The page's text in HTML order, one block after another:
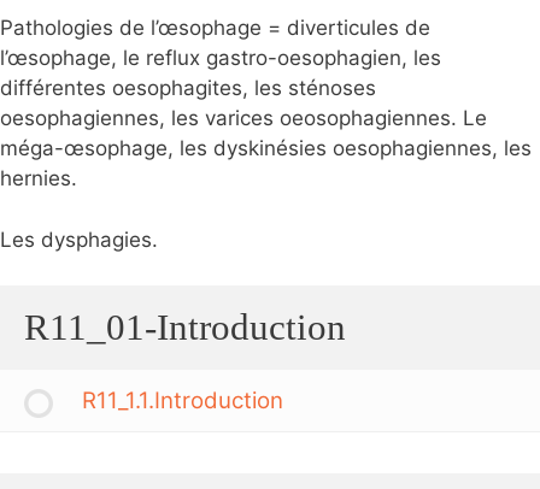
Pathologies de l’œsophage = diverticules de
l’œsophage, le reflux gastro-oesophagien, les
différentes oesophagites, les sténoses
oesophagiennes, les varices oeosophagiennes. Le
méga-œsophage, les dyskinésies oesophagiennes, les
hernies.
Les dysphagies.
R11_01-Introduction
R11_1.1.Introduction